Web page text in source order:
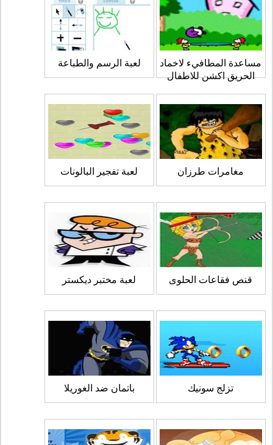
مساعدة المطافيء لاخماد
الحريق اكشن للاطفال
لعبة الرسم والطباعة
مغامرات طرزان لعبة تفجير البالونات
قنص فقاعات الحلوى لعبة مختبر ديكستر
تزلج سونيك باتمان ضد الغوريلا